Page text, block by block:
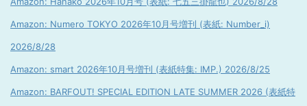
Amazon: Numero TOKYO 2026年10月号増刊 (表紙: Number_i)
2026/8/28
Amazon: smart 2026年10月号増刊 (表紙特集: IMP.) 2026/8/25
Amazon: BARFOUT! SPECIAL EDITION LATE SUMMER 2026 (表紙特